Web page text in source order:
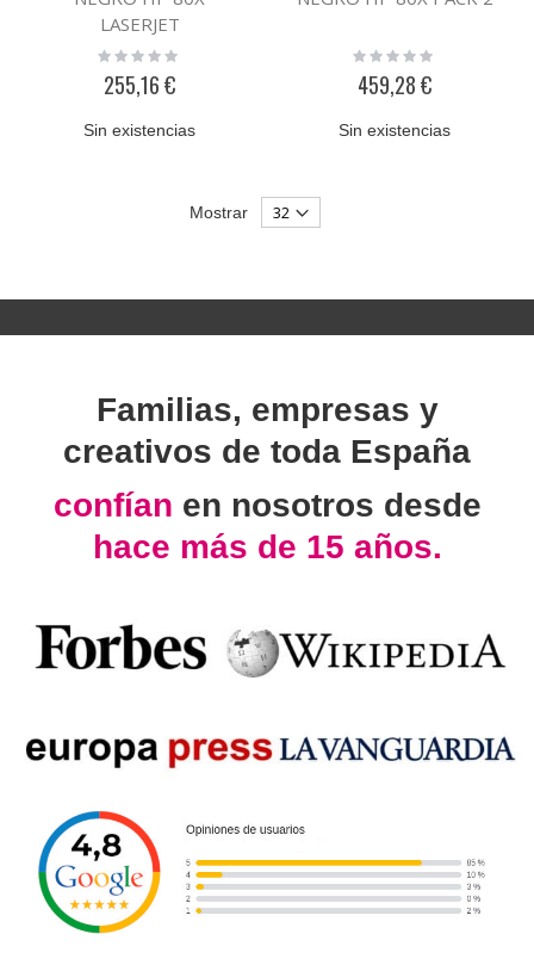
LASERJET
Rating:
255,16 €
Sin existencias
Rating:
459,28 €
Sin existencias
Mostrar
Familias, empresas y
creativos de toda España
confían en nosotros desde
hace más de 15 años.